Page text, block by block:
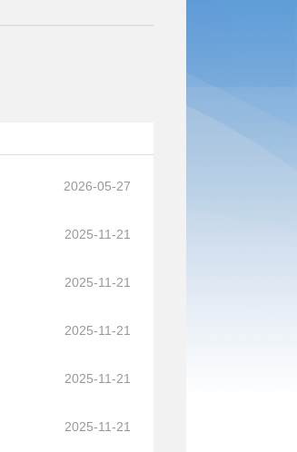
2026-05-27
2025-11-21
2025-11-21
2025-11-21
2025-11-21
2025-11-21